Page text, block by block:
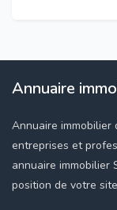
Annuaire
Annuaire
entreprises et
annuaire immobilier
position de votre